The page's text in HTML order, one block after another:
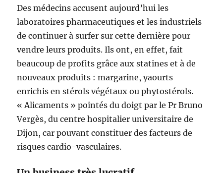
Des médecins accusent aujourd’hui les
laboratoires pharmaceutiques et les industriels
de continuer à surfer sur cette dernière pour
vendre leurs produits. Ils ont, en effet, fait
beaucoup de profits grâce aux statines et à de
nouveaux produits : margarine, yaourts
enrichis en stérols végétaux ou phytostérols.
« Alicaments » pointés du doigt par le Pr Bruno
Vergès, du centre hospitalier universitaire de
Dijon, car pouvant constituer des facteurs de
risques cardio-vasculaires.